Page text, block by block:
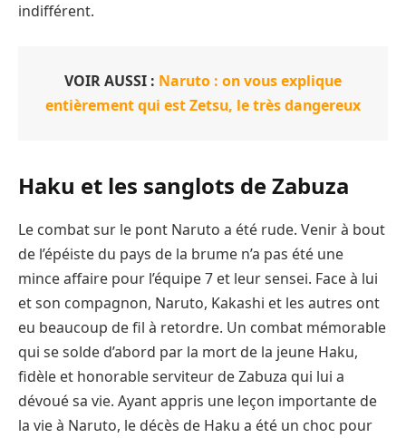
indifférent.
VOIR AUSSI : Naruto : on vous explique
entièrement qui est Zetsu, le très dangereux
Haku et les sanglots de Zabuza
Le combat sur le pont Naruto a été rude. Venir à bout
de l’épéiste du pays de la brume n’a pas été une
mince affaire pour l’équipe 7 et leur sensei. Face à lui
et son compagnon, Naruto, Kakashi et les autres ont
eu beaucoup de fil à retordre. Un combat mémorable
qui se solde d’abord par la mort de la jeune Haku,
fidèle et honorable serviteur de Zabuza qui lui a
dévoué sa vie. Ayant appris une leçon importante de
la vie à Naruto, le décès de Haku a été un choc pour